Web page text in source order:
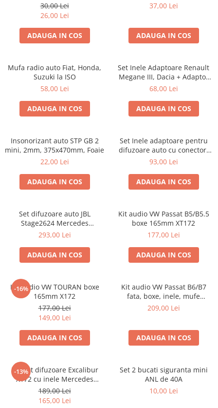
30,00 Lei
26,00 Lei
ADAUGA IN COS
37,00 Lei
ADAUGA IN COS
Mufa radio auto Fiat, Honda,
Suzuki la ISO
58,00 Lei
ADAUGA IN COS
Set Inele Adaptoare Renault
Megane III, Dacia + Adaptor
conector difuzor
68,00 Lei
ADAUGA IN COS
Insonorizant auto STP GB 2
mini, 2mm, 375x470mm, Foaie
22,00 Lei
ADAUGA IN COS
Set Inele adaptoare pentru
difuzoare auto cu conectori
VW Passat B6 fata
93,00 Lei
ADAUGA IN COS
Set difuzoare auto JBL
Stage2624 Mercedes
Vito/Viano, VW Crafter
293,00 Lei
ADAUGA IN COS
Kit audio VW Passat B5/B5.5
boxe 165mm XT172
177,00 Lei
ADAUGA IN COS
-16%
Kit audio VW TOURAN boxe
165mm X172
177,00 Lei
149,00 Lei
ADAUGA IN COS
Kit audio VW Passat B6/B7
fata, boxe, inele, mufe
adaptoare Excalibur X172
209,00 Lei
ADAUGA IN COS
-13%
Pachet difuzoare Excalibur
X172 cu inele Mercedes
Vito/Viano W639, VW Crafter
189,00 Lei
165,00 Lei
Set 2 bucati siguranta mini
ANL de 40A
10,00 Lei